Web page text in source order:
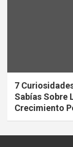
7
Sabías Sobre
Crecimiento